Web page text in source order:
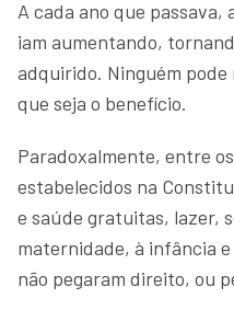
A cada ano que
iam aumentando,
adquirido. Ninguém
que seja o benefício.
Paradoxalmente, entre
estabelecidos na
e saúde gratuitas, lazer,
maternidade, à infância
não pegaram direito, ou